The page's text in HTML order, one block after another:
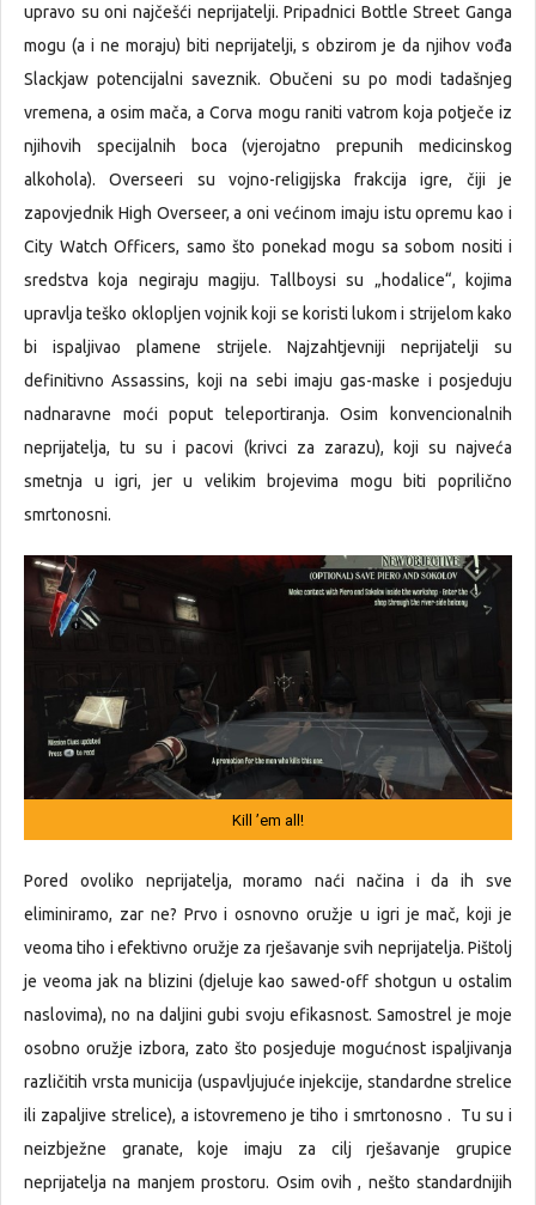
upravo su oni najčešći neprijatelji. Pripadnici Bottle Street Ganga
mogu (a i ne moraju) biti neprijatelji, s obzirom je da njihov vođa
Slackjaw potencijalni saveznik. Obučeni su po modi tadašnjeg
vremena, a osim mača, a Corva mogu raniti vatrom koja potječe iz
njihovih specijalnih boca (vjerojatno prepunih medicinskog
alkohola). Overseeri su vojno-religijska frakcija igre, čiji je
zapovjednik High Overseer, a oni većinom imaju istu opremu kao i
City Watch Officers, samo što ponekad mogu sa sobom nositi i
sredstva koja negiraju magiju. Tallboysi su „hodalice“, kojima
upravlja teško oklopljen vojnik koji se koristi lukom i strijelom kako
bi ispaljivao plamene strijele. Najzahtjevniji neprijatelji su
definitivno Assassins, koji na sebi imaju gas-maske i posjeduju
nadnaravne moći poput teleportiranja. Osim konvencionalnih
neprijatelja, tu su i pacovi (krivci za zarazu), koji su najveća
smetnja u igri, jer u velikim brojevima mogu biti poprilično
smrtonosni.
Kill ’em all!
Pored ovoliko neprijatelja, moramo naći načina i da ih sve
eliminiramo, zar ne? Prvo i osnovno oružje u igri je mač, koji je
veoma tiho i efektivno oružje za rješavanje svih neprijatelja. Pištolj
je veoma jak na blizini (djeluje kao sawed-off shotgun u ostalim
naslovima), no na daljini gubi svoju efikasnost. Samostrel je moje
osobno oružje izbora, zato što posjeduje mogućnost ispaljivanja
različitih vrsta municija (uspavljujuće injekcije, standardne strelice
ili zapaljive strelice), a istovremeno je tiho i smrtonosno . Tu su i
neizbježne granate, koje imaju za cilj rješavanje grupice
neprijatelja na manjem prostoru. Osim ovih , nešto standardnijih